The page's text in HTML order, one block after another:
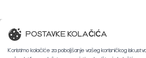
POSTAVKE KOLAČIĆA
Koristimo kolačiće za poboljšanje vašeg korisničkog